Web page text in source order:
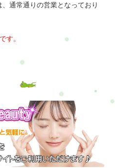
通常通りの営業となっており
す。